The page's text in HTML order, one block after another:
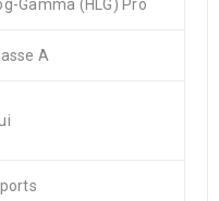
Gamma (HLG) Pro
A